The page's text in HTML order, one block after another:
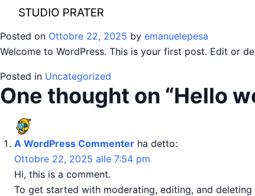
content
Hello world!
Posted on Ottobre 22, 2025 by emanuelepesa
Welcome to WordPress. This is your first post. Edit or
Posted in Uncategorized
One thought on “Hello
A WordPress Commenter ha detto:
Ottobre 22, 2025 alle 7:54 pm
Hi, this is a comment.
To get started with moderating, editing, and